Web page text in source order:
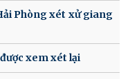
Phòng xét xử giang
xem xét lại